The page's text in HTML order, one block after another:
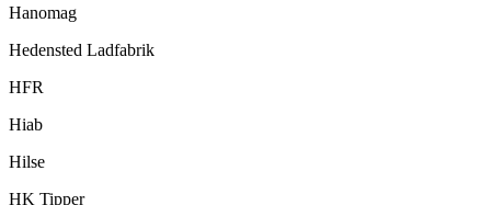
Hanomag
Hedensted Ladfabrik
HFR
Hiab
Hilse
HK Tipper